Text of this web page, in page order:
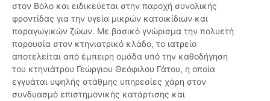
στον Βόλο και ειδικεύεται στην παροχή συνολικής
φροντίδας για την υγεία μικρών κατοικίδιων και
παραγωγικών ζώων. Με βασικό γνώρισμα την πολυετή
παρουσία στον κτηνιατρικό κλάδο, το ιατρείο
αποτελείται από έμπειρη ομάδα υπό την καθοδήγηση
του κτηνιάτρου Γεώργιου Θεόφιλου Γάτου, η οποία
εγγυάται υψηλής στάθμης υπηρεσίες χάρη στον
συνδυασμό επιστημονικής κατάρτισης και